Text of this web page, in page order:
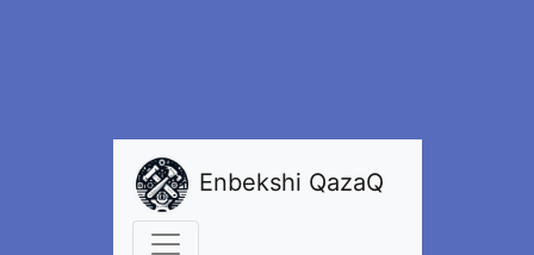
Enbekshi QazaQ